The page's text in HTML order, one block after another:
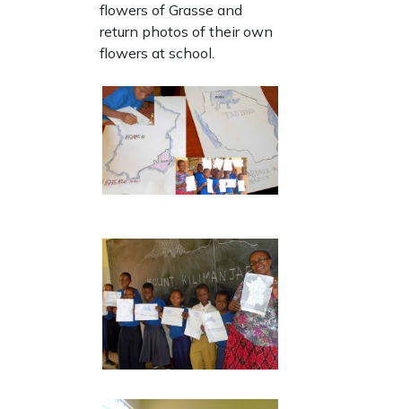
flowers of Grasse and
return photos of their own
flowers at school.